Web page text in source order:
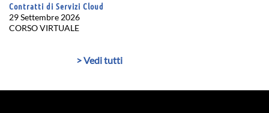
Contratti di Servizi Cloud
29 Settembre 2026
CORSO VIRTUALE
> Vedi tutti